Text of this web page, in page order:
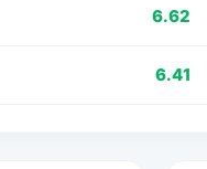
6.62
6.41